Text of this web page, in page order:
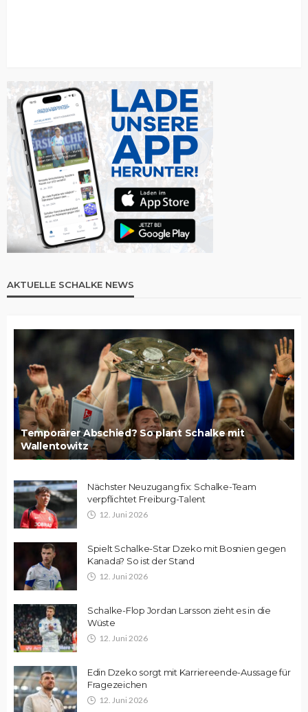
AKTUELLE SCHALKE NEWS
Temporärer Abschied? So plant Schalke mit
Wallentowitz
Nächster Neuzugang fix: Schalke-Team
verpflichtet Freiburg-Talent
12. Juni 2026
Spielt Schalke-Star Dzeko mit Bosnien gegen
Kanada? So ist der Stand
12. Juni 2026
Schalke-Flop Jordan Larsson zieht es in die
Wüste
12. Juni 2026
Edin Dzeko sorgt mit Karriereende-Aussage für
Fragezeichen
12. Juni 2026